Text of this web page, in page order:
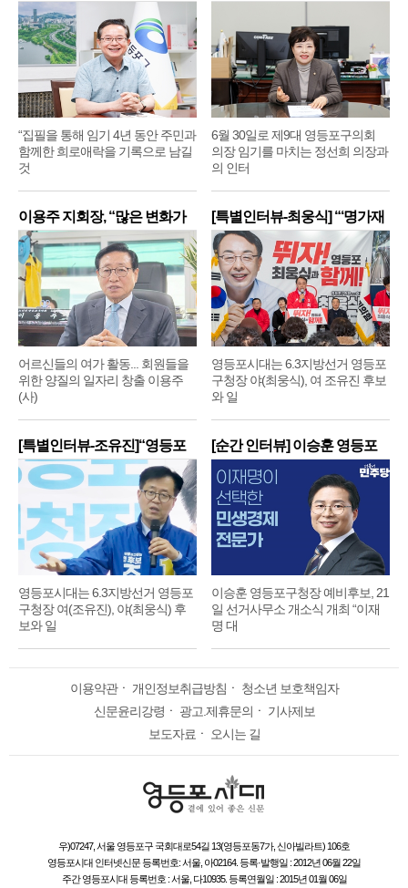
제
“집필을 통해 임기 4년 동안 주민과
함께한 희로애락을 기록으로 남길
것
6월 30일로 제9대 영등포구의회
의장 임기를 마치는 정선희 의장과
의 인터
이용주 지회장, “많은 변화가
어르신들의 여가 활동... 회원들을
위한 양질의 일자리 창출 이용주
(사)
[특별인터뷰-최웅식] “‘명가재
영등포시대는 6.3지방선거 영등포
구청장 야(최웅식), 여 조유진 후보
와 일
[특별인터뷰-조유진]“영등포
구
영등포시대는 6.3지방선거 영등포
구청장 여(조유진), 야(최웅식) 후
보와 일
[순간 인터뷰] 이승훈 영등포
구
이승훈 영등포구청장 예비후보, 21
일 선거사무소 개소식 개최 “이재
명 대
이용약관ㆍ 개인정보취급방침 ㆍ 청소년 보호책임자
신문윤리강령 ㆍ 광고.제휴문의 ㆍ 기사제보
보도자료ㆍ 오시는 길
우)07247, 서울 영등포구 국회대로54길 13(영등포동7가, 신아빌라트) 106호
영등포시대 인터넷신문 등록번호: 서울, 아02164. 등록·발행일 : 2012년 06월 22일
주간 영등포시대 등록번호 : 서울, 다10935. 등록연월일 : 2015년 01월 06일